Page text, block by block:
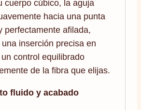
cuerpo cúbico, la aguja
hacia una punta
perfectamente afilada,
inserción precisa en
control equilibrado
de la fibra que elijas.
fluido y acabado